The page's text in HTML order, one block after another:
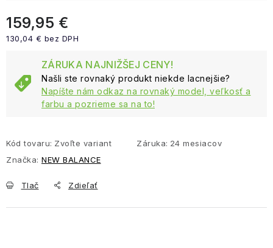
159,95 €
130,04 € bez DPH
ZÁRUKA NAJNIŽŠEJ CENY!
Našli ste rovnaký produkt niekde lacnejšie?
Napíšte nám odkaz na rovnaký model, veľkosť a
farbu a pozrieme sa na to!
Kód tovaru: Zvoľte variant Záruka: 24 mesiacov
Značka: NEW BALANCE
Tlač Zdieľať